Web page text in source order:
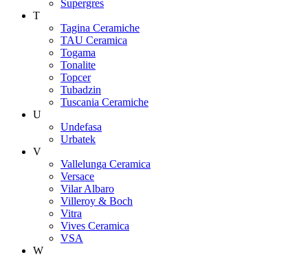
Supergres
T
Tagina Ceramiche
TAU Ceramica
Togama
Tonalite
Topcer
Tubadzin
Tuscania Ceramiche
U
Undefasa
Urbatek
V
Vallelunga Ceramica
Versace
Vilar Albaro
Villeroy & Boch
Vitra
Vives Ceramica
VSA
W